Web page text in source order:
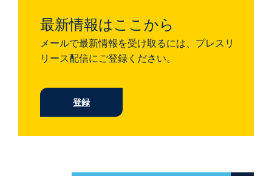
最新情報はここから
メールで最新情報を受け取るには、プレスリ
リース配信にご登録ください。
登録